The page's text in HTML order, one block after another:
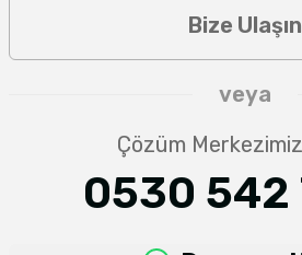
Bize Ulaşın
veya
Çözüm
0530 542